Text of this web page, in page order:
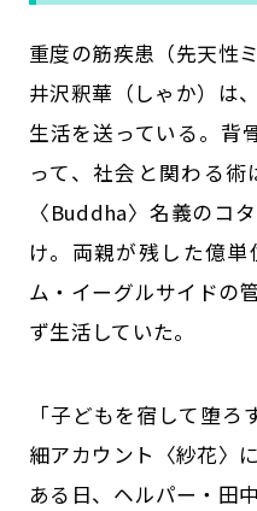
重度の筋疾患（先天性
井沢釈華（しゃか）は
生活を送っている。背
って、社会と関わる
〈Buddha〉名義のコ
け。両親が残した億
ム・イーグルサイドの
ず生活していた。
「子どもを宿して堕
細アカウント〈紗花〉
ある日、ヘルパー・田